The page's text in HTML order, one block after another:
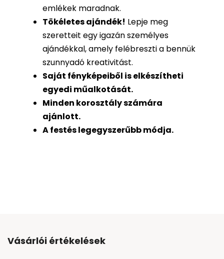
emlékek maradnak.
Tökéletes ajándék! Lepje meg
szeretteit egy igazán személyes
ajándékkal, amely felébreszti a bennük
szunnyadó kreativitást.
Saját fényképeiből iselkészítheti
egyedi műalkotását.
Minden korosztály számára
ajánlott.
A festés legegyszerűbb módja.
Vásárlói értékelések